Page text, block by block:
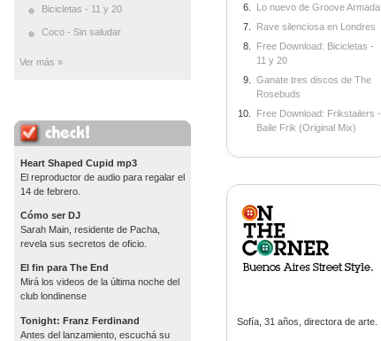
Lo nuevo de Groove Armada
Rave silenciosa en Londres
Free Download: Bicicletas -
11 y 20
Ganate tres discos de The
Rosebuds
Free Download: Frikstailers -
Baile Frik (Original Mix)
Sofía, 31 años, directora de arte.
Bicicletas - 11 y 20
Coco - Sin saludar
Ver más »
Heart Shaped Cupid mp3
El reproductor de audio para regalar el
14 de febrero.
Cómo ser DJ
Sarah Main, residente de Pacha,
revela sus secretos de oficio.
El fin para The End
Mirá los videos de la última noche del
club londinense
Tonight: Franz Ferdinand
Antes del lanzamiento, escuchá su